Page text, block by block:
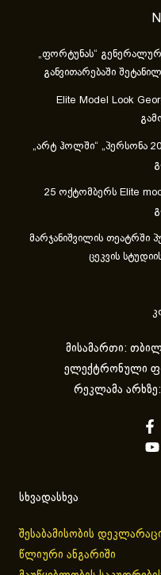
„ფორტუნას“
განვითარებაში
Elite Model Look
„არტ ჰოლში“ „პერსონა
25 ოქტომბერს Elite
მარჯანიშვილის თეატრში
ცეკვის
მისამართი:
ელექტრონული
რეკლამა არხზე:
სხვადასხვა
შესაბამისობის
წლიური ანგარიში